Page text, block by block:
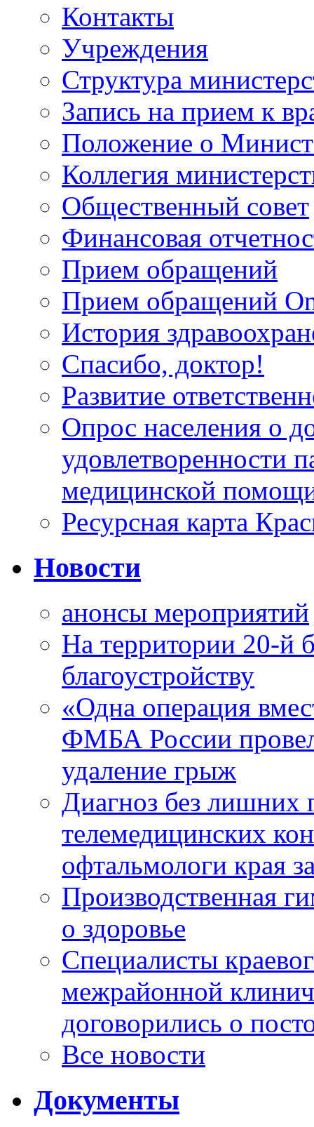
Контакты
Учреждения
Структура
Запись на прием к
Положение о
Коллегия
Общественный совет
Финансовая
Прием обращений
Прием обращений
История
Спасибо, доктор!
Развитие
Опрос населения о
удовлетворенности
медицинской
Ресурсная карта
Новости
анонсы мероприятий
На территории 20-й
благоустройству
«Одна операция
ФМБА России
удаление грыж
Диагноз без лишних
телемедицинских
офтальмологи края
Производственная
о здоровье
Специалисты
межрайонной
договорились о
Все новости
Документы